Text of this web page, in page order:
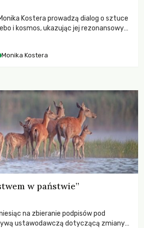
Kostera prowadzą dialog o sztuce
i kosmos, ukazując jej rezonansowy
Monika Kostera
w państwie”
na zbieranie podpisów pod
ustawodawczą dotyczącą zmiany